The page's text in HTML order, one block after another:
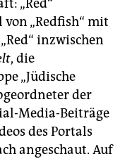
„Red“
„Redfish“ mit
inzwischen
, die
„Jüdische
der
Media-Beiträge
des Portals
angeschaut. Auf